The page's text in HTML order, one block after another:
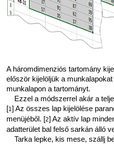
A háromdimenziós tartomány
először kijelöljük a
munkalapon a tartományt.
Ezzel a módszerrel akár a
[1] Az összes lap kijelölése
menüjéből. [2] Az aktív lap
adatterület bal felső sarkán álló
Tarka lepke, kis mese, szállj